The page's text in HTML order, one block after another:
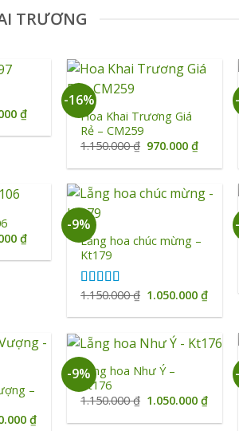
TRƯƠNG
₫Giá
tại
-16%
+
Hoa Khai Trương Giá
Rẻ – CM259
1.150.000₫ Giá
là:
970.000₫Giá
tại
₫Giá
tại
-9%
+
Lẵng hoa chúc mừng –
Kt179
Được xếp
sao
1.150.000₫ Giá
là:
1.050.000₫Giá
tại
–
₫Giá
-9%
+
Lẵng hoa Như Ý –
Kt176
1.150.000₫ Giá
là:
1.050.000₫Giá
tại